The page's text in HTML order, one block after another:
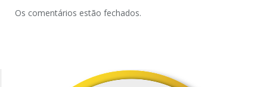
Os comentários estão fechados.